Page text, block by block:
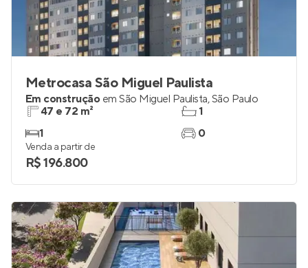
Metrocasa São Miguel Paulista
Em construção em São Miguel Paulista,São Paulo
47 e 72 m²
1
1
0
Venda a partir de
R$ 196.800